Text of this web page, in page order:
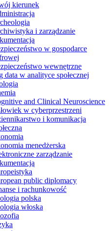
kierunek
i zarządzanie
w gospodarce
wewnętrzne
data w analityce społecznej
and Clinical Neuroscience
w cyberprzestrzeni
i komunikacja
menedżerska
zarządzanie
public diplomacy
i rachunkowość
polska
włoska